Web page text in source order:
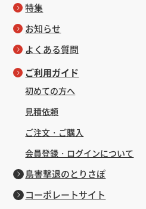
特集
お知らせ
よくある質問
ご利用ガイド
初めての方へ
見積依頼
ご注文・ご購入
会員登録・ログインについて
鳥害撃退のとりさぽ
コーポレートサイト